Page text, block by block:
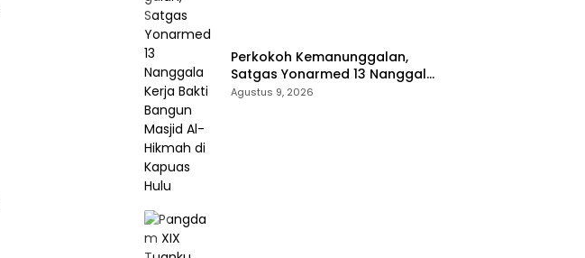
Perkokoh Kemanunggalan,
Satgas Yonarmed 13 Nanggala
Kerja Bakti Bangun Masjid Al-
Agustus 9, 2026